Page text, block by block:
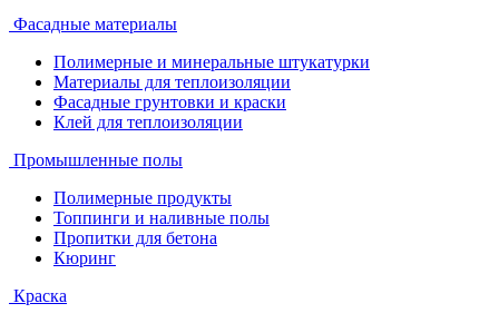
Фасадные материалы
Полимерные и минеральные штукатурки
Материалы для теплоизоляции
Фасадные грунтовки и краски
Клей для теплоизоляции
Промышленные полы
Полимерные продукты
Топпинги и наливные полы
Пропитки для бетона
Кюринг
Краска